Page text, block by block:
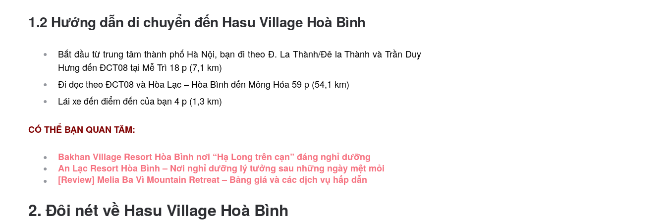
1.2 Hướng dẫn di chuyển đến Hasu Village Hoà Bình
Bắt đầu từ trung tâm thành phố Hà Nội, bạn đi theo Đ. La Thành/Đê la Thành và Trần Duy
Hưng đến ĐCT08 tại Mễ Trì 18 p (7,1 km)
Đi dọc theo ĐCT08 và Hòa Lạc – Hòa Bình đến Mông Hóa59 p (54,1 km)
Lái xe đến điểm đến của bạn4 p (1,3 km)
CÓ THỂ BẠN QUAN TÂM:
Bakhan Village Resort Hòa Bình nơi “Hạ Long trên cạn” đáng nghỉ dưỡng
An Lạc Resort Hòa Bình – Nơi nghỉ dưỡng lý tưởng sau những ngày mệt mỏi
[Review] Melia Ba Vì Mountain Retreat – Bảng giá và các dịch vụ hấp dẫn
2. Đôi nét về Hasu Village Hoà Bình